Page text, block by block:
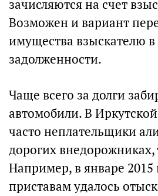
зачисляются на счет
Возможен и вариант
имущества взыскателю
задолженности.
Чаще всего за долги
автомобили. В
часто неплательщики
дорогих внедорожниках,
Например, в январе 2015
приставам удалось